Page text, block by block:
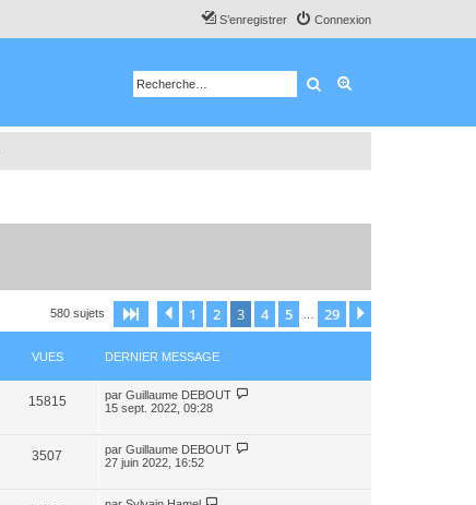
Connexion
S’enregistrer
Rechercher
580 sujets Page sur29
Précédente
1 2 3 4 5 29
VUES DERNIER MESSAGE
15815 par Guillaume DEBOUT
15 sept. 2022, 09:28
3507 par Guillaume DEBOUT
27 juin 2022, 16:52